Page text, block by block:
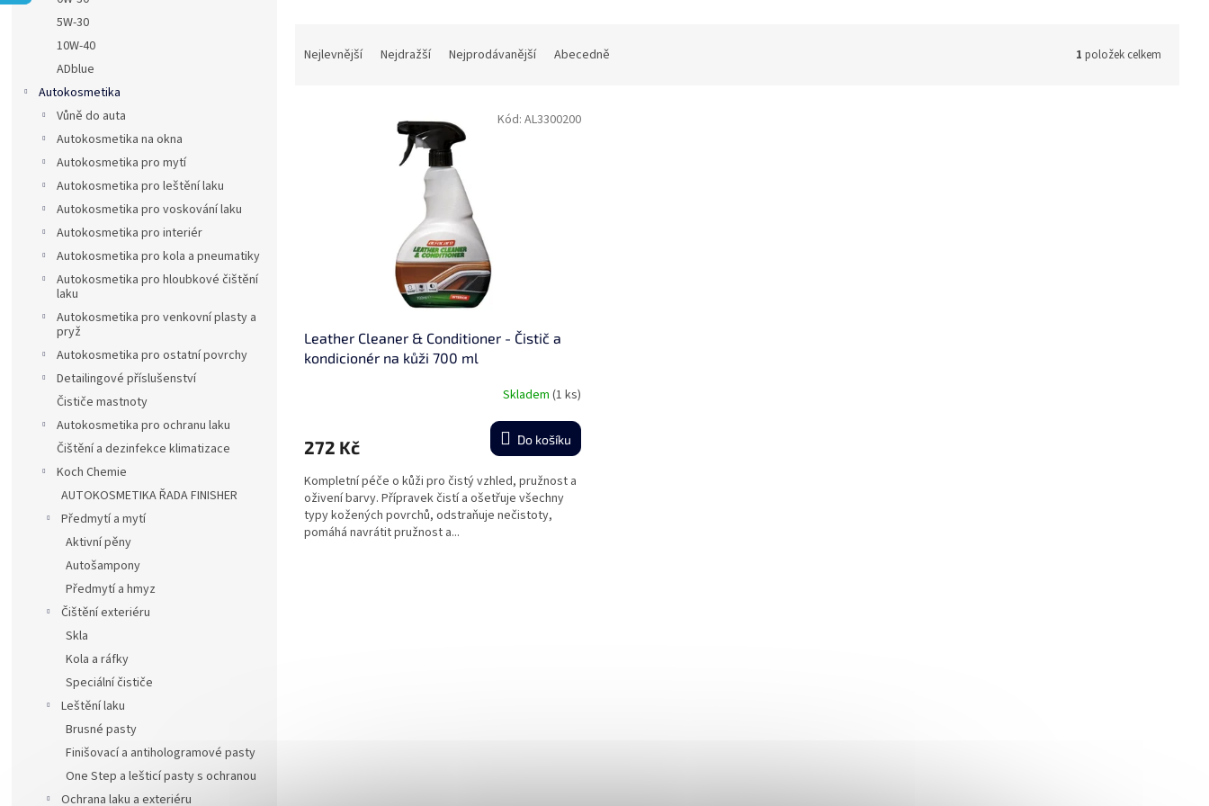
5W-30
10W-40
ADblue
Autokosmetika
Vůně do auta
Autokosmetika na okna
Autokosmetika pro mytí
Autokosmetika pro leštění laku
Autokosmetika pro voskování laku
Autokosmetika pro interiér
Autokosmetika pro kola a pneumatiky
Autokosmetika pro hloubkové čištění
laku
Autokosmetika pro venkovní plasty a
pryž
Autokosmetika pro ostatní povrchy
Detailingové příslušenství
Čističe mastnoty
Autokosmetika pro ochranu laku
Čištění a dezinfekce klimatizace
Koch Chemie
AUTOKOSMETIKA ŘADA FINISHER
Předmytí a mytí
Aktivní pěny
Autošampony
Předmytí a hmyz
Čištění exteriéru
Skla
Kola a ráfky
Speciální čističe
Leštění laku
Brusné pasty
Finišovací a antihologramové pasty
One Step a lešticí pasty s ochranou
Ochrana laku a exteriéru
aNejlevnější Nejdražší Nejprodávanější Abecedně 1 položek celkem
Leather Cleaner & Conditioner - Čistič a
kondicionér na kůži 700 ml
Skladem (1 ks)
272 Kč Do košíku
Kompletní péče o kůži pro čistý vzhled, pružnost a
oživení barvy. Přípravek čistí a ošetřuje všechny
typy kožených povrchů, odstraňuje nečistoty,
pomáhá navrátit pružnost a...
Kód: AL3300200